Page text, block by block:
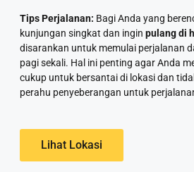
Tips Perjalanan: Bagi Anda yang
kunjungan singkat dan ingin pulang di
disarankan untuk memulai perjalanan
pagi sekali. Hal ini penting agar Anda
cukup untuk bersantai di lokasi dan
perahu penyeberangan untuk
Lihat Lokasi